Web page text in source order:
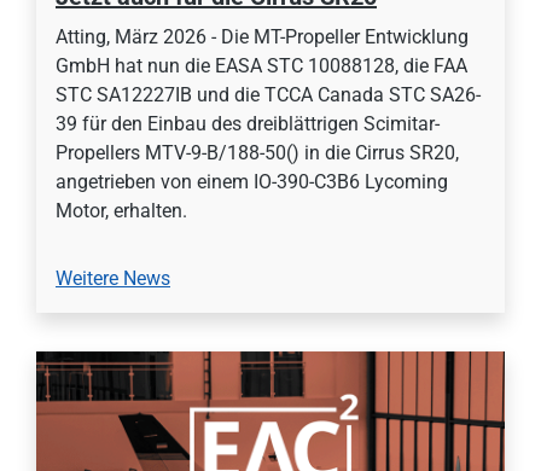
Atting, März 2026 - Die MT-Propeller Entwicklung
GmbH hat nun die EASA STC 10088128, die FAA
STC SA12227IB und die TCCA Canada STC SA26-
39 für den Einbau des dreiblättrigen Scimitar-
Propellers MTV-9-B/188-50() in die Cirrus SR20,
angetrieben von einem IO-390-C3B6 Lycoming
Motor, erhalten.
Weitere News